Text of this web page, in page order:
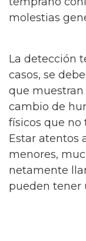
molestias
La detección
casos, se
que muestran
cambio de
físicos que no
Estar atentos
menores,
netamente
pueden tener